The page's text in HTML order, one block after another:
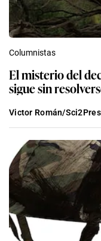
Columnistas
El misterio del
sigue sin
Victor Román/